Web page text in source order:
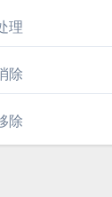
理
除
除